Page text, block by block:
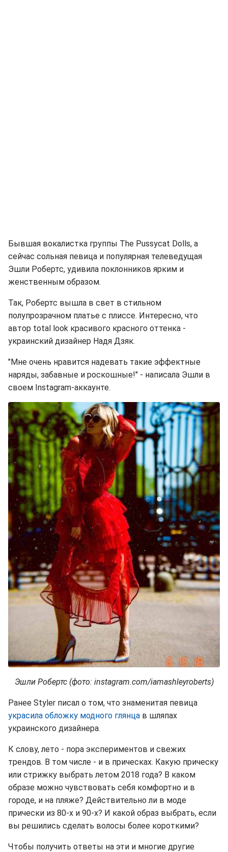
Бывшая вокалистка группы The Pussycat Dolls, а
сейчас сольная певица и популярная телеведущая
Эшли Робертс, удивила поклонников ярким и
женственным образом.
Так, Робертс вышла в свет в стильном
полупрозрачном платье с плиссе. Интересно, что
автор total look красивого красного оттенка -
украинский дизайнер Надя Дзяк.
"Мне очень нравится надевать такие эффектные
наряды, забавные и роскошные!" - написала Эшли в
своем Instagram-аккаунте.
Эшли Робертс (фото: instagram.com/iamashleyroberts)
Ранее Styler писал о том, что знаменитая певица
украсила обложку модного глянца в шляпах
украинского дизайнера.
К слову, лето - пора экспериментов и свежих
трендов. В том числе - и в прическах. Какую прическу
или стрижку выбрать летом 2018 года? В каком
образе можно чувствовать себя комфортно и в
городе, и на пляже? Действительно ли в моде
прически из 80-х и 90-х? И какой образ выбрать, если
вы решились сделать волосы более короткими?
Чтобы получить ответы на эти и многие другие